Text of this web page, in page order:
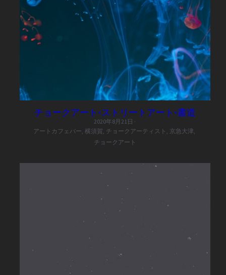
チョークアート×ストリートアート×書道
2020年8月21日 ·
アートカフェバー, 横須賀, チョークアーティスト, 京急大津,
チョークアート